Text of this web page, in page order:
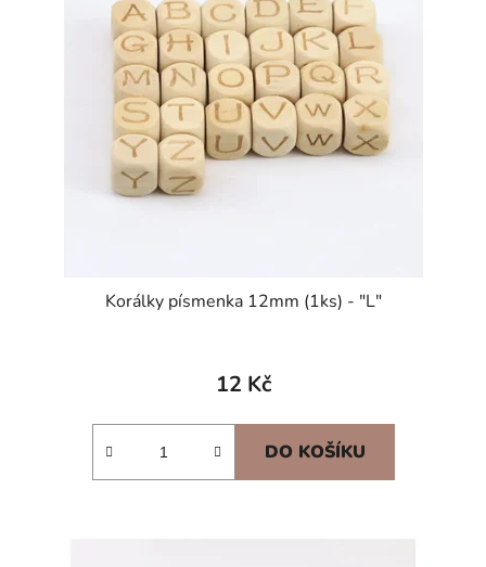
Korálky písmenka 12mm (1ks) - "L"
12 Kč
DO KOŠÍKU